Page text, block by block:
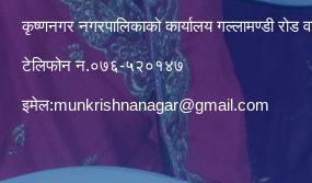
कृष्णनगर नगरपालिकाको कार्यालय गल्लामण्डी रोड
टेलिफोन न.०७६-५२०१४७
इमेल:munkrishnanagar@gmail.com